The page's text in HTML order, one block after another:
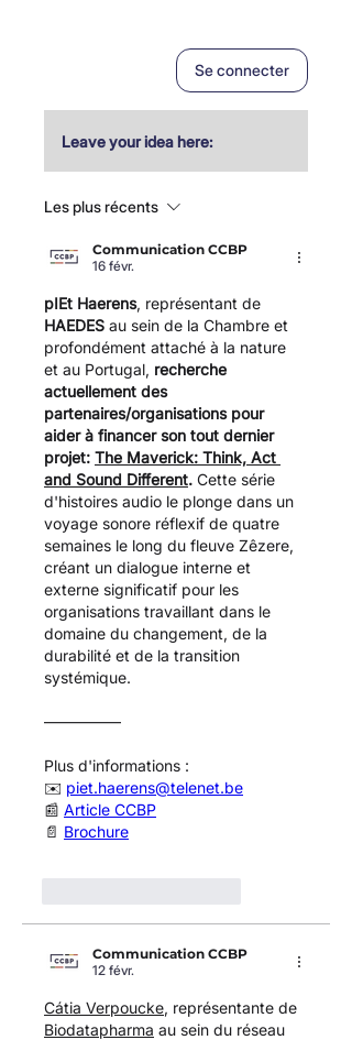
Se connecter
Leave your idea here:
Les plus récents
Communication CCBP
16 févr.
pIEt Haerens, représentant de
HAEDES au sein de la Chambre et
profondément attaché à la nature
et au Portugal, recherche
actuellement des
partenaires/organisations pour
aider à financer son tout dernier
projet: The Maverick: Think, Act
and Sound Different. Cette série
d'histoires audio le plonge dans un
voyage sonore réflexif de quatre
semaines le long du fleuve Zêzere,
créant un dialogue interne et
externe significatif pour les
organisations travaillant dans le
domaine du changement, de la
durabilité et de la transition
systémique.
—————
Plus d'informations :
✉️ piet.haerens@telenet.be
📰 Article CCBP
📄 Brochure
Communication CCBP
12 févr.
Cátia Verpoucke, représentante de
Biodatapharma au sein du réseau